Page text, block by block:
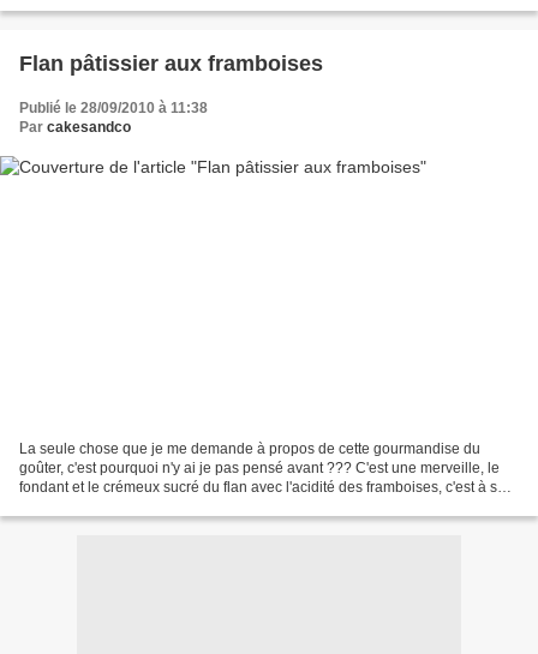
Flan pâtissier aux framboises
Publié le 28/09/2010 à 11:38
Par cakesandco
La seule chose que je me demande à propos de cette gourmandise du
goûter, c'est pourquoi n'y ai je pas pensé avant ??? C'est une merveille, le
fondant et le crémeux sucré du flan avec l'acidité des framboises, c'est à se